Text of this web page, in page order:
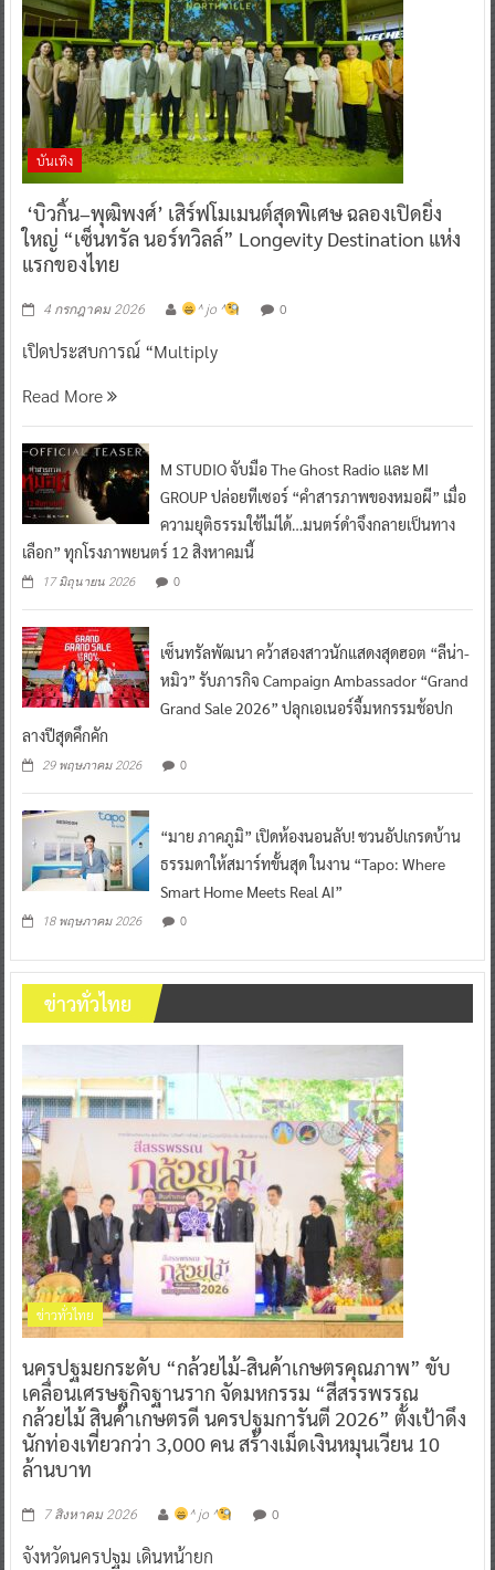
บันเทิง
‘บิวกิ้น–พุฒิพงศ์’ เสิร์ฟโมเมนต์สุดพิเศษ ฉลองเปิดยิ่ง
ใหญ่ “เซ็นทรัล นอร์ทวิลล์” Longevity Destination แห่ง
แรกของไทย
4 กรกฎาคม 2026 ^ jo ^ 0
เปิดประสบการณ์ “Multiply
Read More
M STUDIO จับมือ The Ghost Radio และ MI
GROUP ปล่อยทีเซอร์ “คำสารภาพของหมอผี” เมื่อ
ความยุติธรรมใช้ไม่ได้…มนตร์ดำจึงกลายเป็นทาง
เลือก” ทุกโรงภาพยนตร์ 12 สิงหาคมนี้
17 มิถุนายน 2026 0
เซ็นทรัลพัฒนา คว้าสองสาวนักแสดงสุดฮอต “ลีน่า-
หมิว” รับภารกิจ Campaign Ambassador “Grand
Grand Sale 2026” ปลุกเอเนอร์จี้มหกรรมช้อปก
ลางปีสุดคึกคัก
29 พฤษภาคม 2026 0
“มาย ภาคภูมิ” เปิดห้องนอนลับ! ชวนอัปเกรดบ้าน
ธรรมดาให้สมาร์ทขั้นสุด ในงาน “Tapo: Where
Smart Home Meets Real AI”
18 พฤษภาคม 2026 0
ข่าวทั่วไทย
ข่าวทั่วไทย
นครปฐมยกระดับ “กล้วยไม้-สินค้าเกษตรคุณภาพ” ขับ
เคลื่อนเศรษฐกิจฐานราก จัดมหกรรม “สีสรรพรรณ
กล้วยไม้ สินค้าเกษตรดี นครปฐมการันตี 2026” ตั้งเป้าดึง
นักท่องเที่ยวกว่า 3,000 คน สร้างเม็ดเงินหมุนเวียน 10
ล้านบาท
7 สิงหาคม 2026 ^ jo ^ 0
จังหวัดนครปฐม เดินหน้ายก